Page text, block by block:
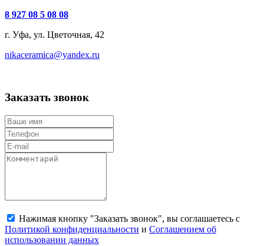
8 927 08 5 08 08
г. Уфа, ул. Цветочная, 42
nikaceramica@yandex.ru
Заказать звонок
Нажимая кнопку "Заказать звонок", вы соглашаетесь с
Политикой конфиденциальности и Соглашением об
использовании данных